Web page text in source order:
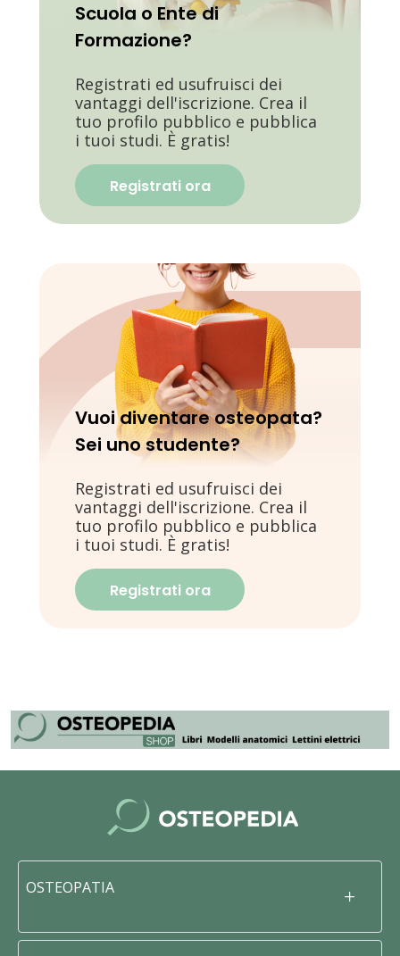
Scuola o Ente di
Formazione?
Registrati ed usufruisci dei
vantaggi dell'iscrizione. Crea il
tuo profilo pubblico e pubblica
i tuoi studi. È gratis!
Registrati ora
Vuoi diventare osteopata?
Sei uno studente?
Registrati ed usufruisci dei
vantaggi dell'iscrizione. Crea il
tuo profilo pubblico e pubblica
i tuoi studi. È gratis!
Registrati ora
OSTEOPATIA